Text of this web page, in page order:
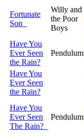
Fortunate
Son
Willy and
the Poor
Boys
Have You
Ever Seen
the Rain?
Pendulum
Have You
Ever Seen
the Rain?
Have You
Ever Seen
The Rain?
Pendulum